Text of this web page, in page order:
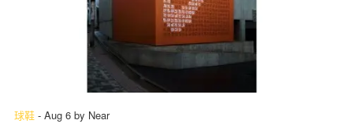
球鞋 - Aug 6 by Near